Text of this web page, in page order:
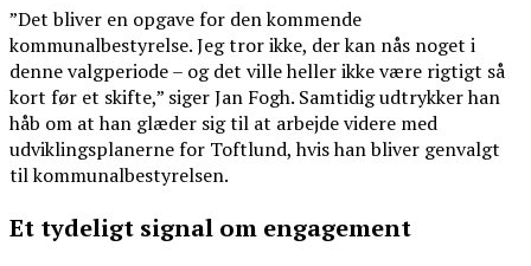
”Det bliver en opgave for den kommende
kommunalbestyrelse. Jeg tror ikke, der kan nås noget i
denne valgperiode – og det ville heller ikke være rigtigt så
kort før et skifte,” siger Jan Fogh. Samtidig udtrykker han
håb om at han glæder sig til at arbejde videre med
udviklingsplanerne for Toftlund, hvis han bliver genvalgt
til kommunalbestyrelsen.
Et tydeligt signal om engagement